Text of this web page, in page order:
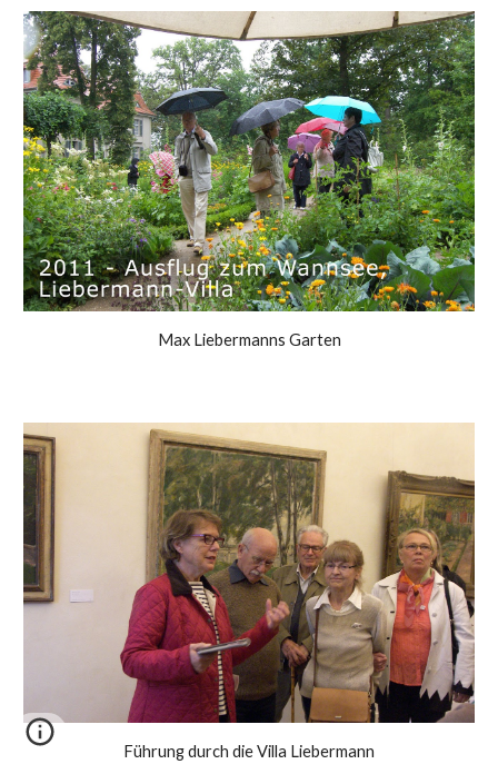
Max Liebermanns Garten
Führung durch die Villa Liebermann